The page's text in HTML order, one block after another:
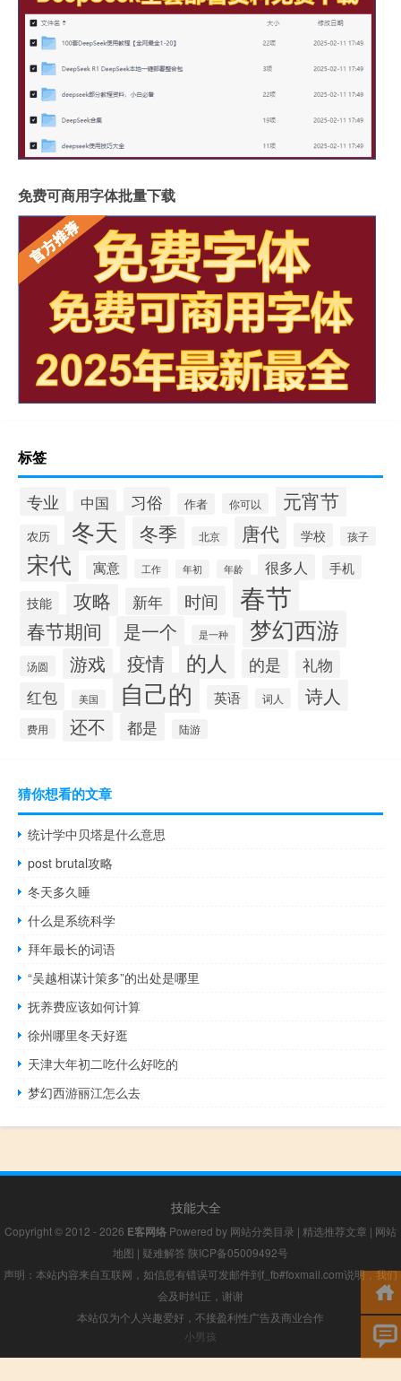
免费可商用字体批量下载
标签
专业 中国 习俗 作者 你可以 元宵节
农历 冬天 冬季 北京 唐代 学校 孩子
宋代 寓意 工作 年初 年龄 很多人 手机
技能 攻略 新年 时间 春节
春节期间 是一个 是一种 梦幻西游
汤圆 游戏 疫情 的人 的是
礼物
红包
美国 自己的 英语 词人 诗人
费用 还不 都是 陆游
猜你想看的文章
统计学中贝塔是什么意思
post brutal攻略
冬天多久睡
什么是系统科学
拜年最长的词语
“吴越相谋计策多”的出处是哪里
抚养费应该如何计算
徐州哪里冬天好逛
天津大年初二吃什么好吃的
梦幻西游丽江怎么去
技能大全
Copyright © 2012 - 2026 E客网络 Powered by 网站分类目录 | 精选推荐文章 | 网站
地图 | 疑难解答 陕ICP备05009492号
声明：本站内容来自互联网，如信息有错误可发邮件到f_fb#foxmail.com说明，我们
会及时纠正，谢谢
本站仅为个人兴趣爱好，不接盈利性广告及商业合作
小男孩